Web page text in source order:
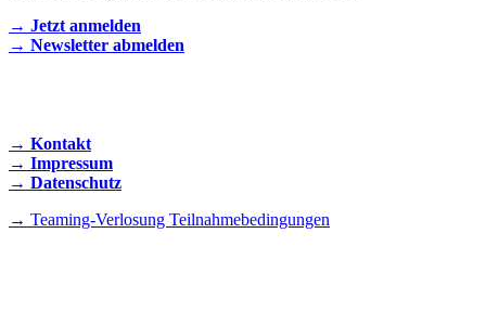
→ Jetzt anmelden
→ Newsletter abmelden
→ Kontakt
→ Impressum
→ Datenschutz
→ Teaming-Verlosung Teilnahmebedingungen